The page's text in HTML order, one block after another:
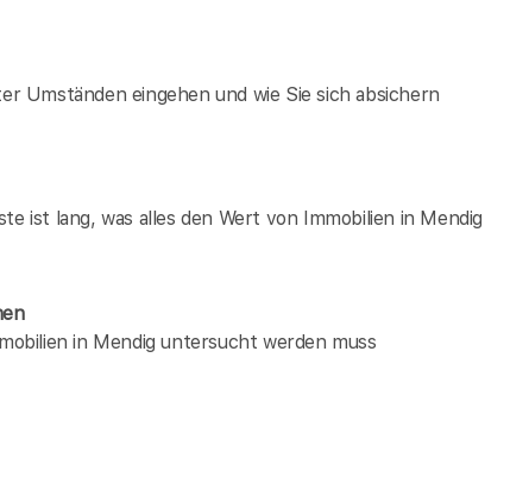
Umständen eingehen und wie Sie sich absichern
ist lang, was alles den Wert von Immobilien in Mendig
in Mendig untersucht werden muss